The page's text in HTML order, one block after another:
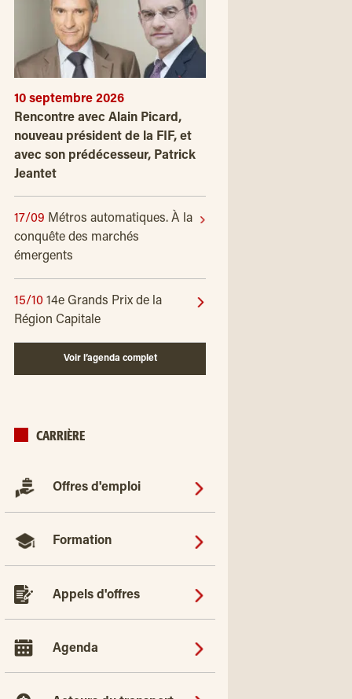
10 septembre 2026
Rencontre avec Alain Picard,
nouveau président de la FIF, et
avec son prédécesseur, Patrick
Jeantet
17/09 Métros automatiques. À la
conquête des marchés
émergents
15/10 14e Grands Prix de la
Région Capitale
Voir l’agenda complet
CARRIÈRE
Offres d'emploi
Formation
Appels d'offres
Agenda